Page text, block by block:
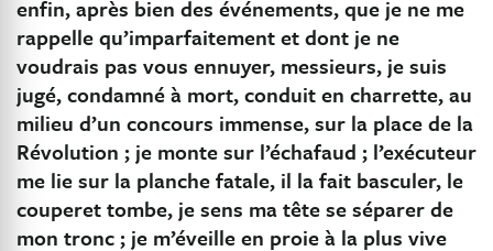
enfin, après bien des événements, que je ne me
rappelle qu’imparfaitement et dont je ne
voudrais pas vous ennuyer, messieurs, je suis
jugé, condamné à mort, conduit en charrette, au
milieu d’un concours immense, sur la place de la
Révolution ; je monte sur l’échafaud ; l’exécuteur
me lie sur la planche fatale, il la fait basculer, le
couperet tombe, je sens ma tête se séparer de
mon tronc ; je m’éveille en proie à la plus vive